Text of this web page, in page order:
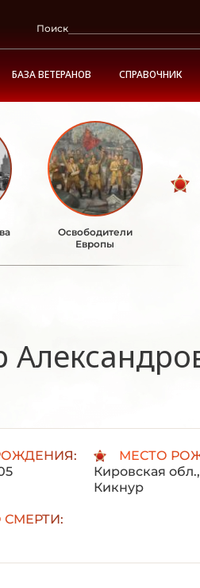
Поиск
БАЗА ВЕТЕРАНОВ СПРАВОЧНИК
Освободители
Европы
МЕСТО
Кировская
Кикнур
СМЕРТИ: